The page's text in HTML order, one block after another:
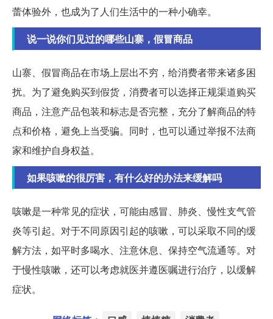
蕾体验外，也成为了人们生活中的一种小确幸。
说一说你们见过的哪些山寨，假冒商品
山寨、假冒商品在市场上层出不穷，给消费者带来诸多困
扰。为了避免购买到假货，消费者可以选择正规渠道购买
商品，注意产品包装和标志是否完整，充分了解商品的特
点和价格，避免上当受骗。同时，也可以通过举报不法商
家和维护自身权益。
如果咳嗽的很厉害，有什么好的办法来缓解吗
咳嗽是一种常见的症状，可能由感冒、肺炎、慢性支气管
炎等引起。对于不同原因引起的咳嗽，可以采取不同的缓
解方法，如平时多喝水、注意休息、保持空气流通等。对
于慢性咳嗽，还可以考虑就医并遵医嘱进行治疗，以缓解
症状。